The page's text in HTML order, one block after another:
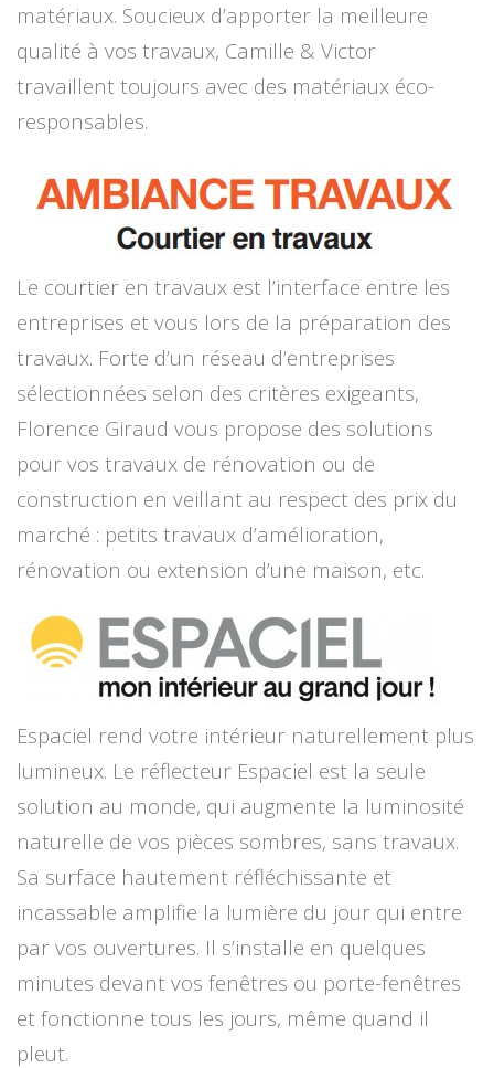
matériaux. Soucieux d’apporter la meilleure
qualité à vos travaux, Camille & Victor
travaillent toujours avec des matériaux éco-
responsables.
Le courtier en travaux est l’interface entre les
entreprises et vous lors de la préparation des
travaux. Forte d’un réseau d’entreprises
sélectionnées selon des critères exigeants,
Florence Giraud vous propose des solutions
pour vos travaux de rénovation ou de
construction en veillant au respect des prix du
marché : petits travaux d’amélioration,
rénovation ou extension d’une maison, etc.
Espaciel rend votre intérieur naturellement plus
lumineux. Le réflecteur Espaciel est la seule
solution au monde, qui augmente la luminosité
naturelle de vos pièces sombres, sans travaux.
Sa surface hautement réfléchissante et
incassable amplifie la lumière du jour qui entre
par vos ouvertures. Il s’installe en quelques
minutes devant vos fenêtres ou porte-fenêtres
et fonctionne tous les jours, même quand il
pleut.